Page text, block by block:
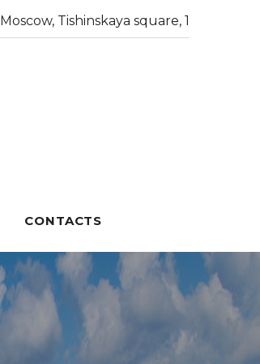
Moscow, Tishinskaya square, 1
CONTACTS